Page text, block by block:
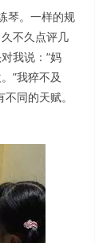
琴。一样的规
不久点评几
我说：“妈
”我猝不及
同的天赋。